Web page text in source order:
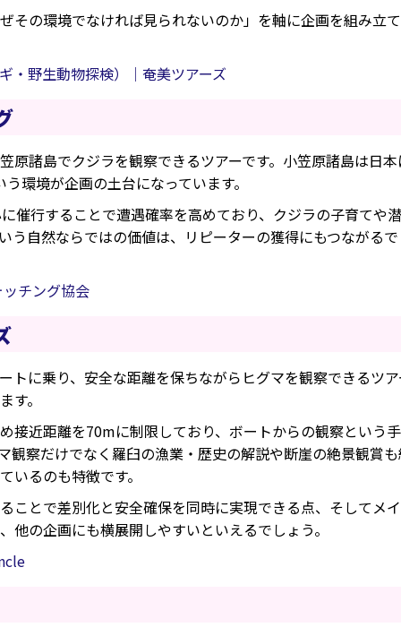
その環境でなければ見られないのか」を軸に企画を組み立
・野生動物探検）｜奄美ツアーズ
原諸島でクジラを観察できるツアーです。小笠原諸島は日
環境が企画の土台になっています。
催行することで遭遇確率を高めており、クジラの子育てや
う自然ならではの価値は、リピーターの獲得にもつながる
チング協会
トに乗り、安全な距離を保ちながらヒグマを観察できるツ
す。
接近距離を70mに制限しており、ボートからの観察という
観察だけでなく羅臼の漁業・歴史の解説や断崖の絶景観賞
いるのも特徴です。
ことで差別化と安全確保を同時に実現できる点、そしてメ
の企画にも横展開しやすいといえるでしょう。